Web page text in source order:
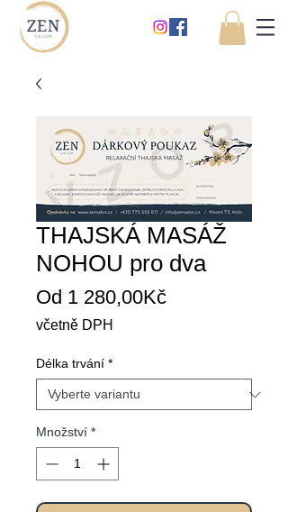
THAJSKÁ MASÁŽ
NOHOU pro dva
Od 1 280,00KčZvýhodněná
včetně DPH
Délka trvání *
Množství *